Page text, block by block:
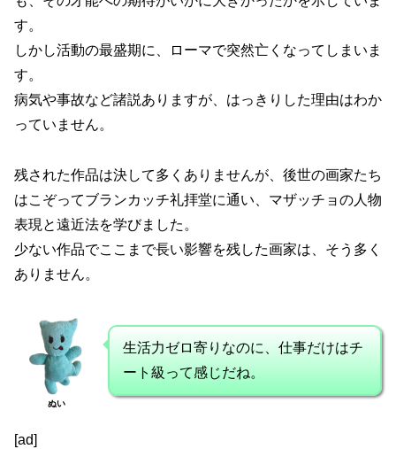
す。
しかし活動の最盛期に、ローマで突然亡くなってしまいま
す。
病気や事故など諸説ありますが、はっきりした理由はわか
っていません。
残された作品は決して多くありませんが、後世の画家たち
はこぞってブランカッチ礼拝堂に通い、マザッチョの人物
表現と遠近法を学びました。
少ない作品でここまで長い影響を残した画家は、そう多く
ありません。
ぬい
生活力ゼロ寄りなのに、仕事だけはチ
ート級って感じだね。
[ad]